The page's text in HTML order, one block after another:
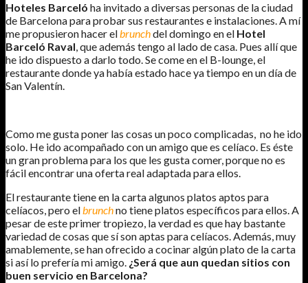
Hoteles Barceló ha invitado a diversas personas de la ciudad
de Barcelona para probar sus restaurantes e instalaciones. A mí
me propusieron hacer elbrunchdel domingo en el Hotel
Barceló Raval, que además tengo al lado de casa. Pues allí que
he ido dispuesto a darlo todo. Se come en el B-lounge, el
restaurante donde ya había estado hace ya tiempo en un día de
San Valentín.
Como me gusta poner las cosas un poco complicadas, no he ido
solo. He ido acompañado con un amigo que es celíaco. Es éste
un gran problema para los que les gusta comer, porque no es
fácil encontrar una oferta real adaptada para ellos.
El restaurante tiene en la carta algunos platos aptos para
celíacos, pero elbrunchno tiene platos específicos para ellos. A
pesar de este primer tropiezo, la verdad es que hay bastante
variedad de cosas que sí son aptas para celíacos. Además, muy
amablemente, se han ofrecido a cocinar algún plato de la carta
si así lo prefería mi amigo. ¿Será que aun quedan sitios con
buen servicio en Barcelona?